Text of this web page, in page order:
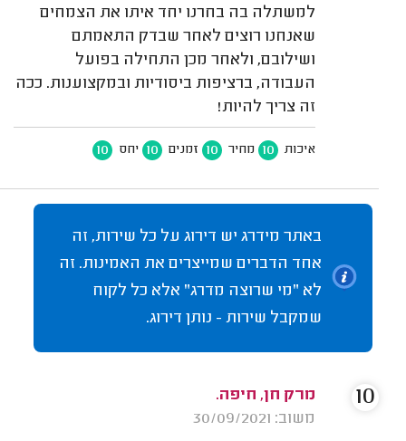
למשתלה בה בחרנו יחד איתו את הצמחים
שאנחנו רוצים לאחר שבדק התאמתם
ושילובם, ולאחר מכן התחילה בפועל
העבודה, ברציפות ביסודיות ובמקצוענות. ככה
זה צריך להיות!
איכות 10 מחיר 10 זמנים 10 יחס 10
באתר מידרג יש דירוג על כל שירות, זה
אחד הדברים שמייצרים את האמינות. זה
לא "מי שרוצה מדרג" אלא כל לקוח
שמקבל שירות - נותן דירוג.
מרק חן, חיפה.
משוב: 30/09/2021
10